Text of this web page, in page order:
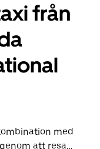
från
med
att resa